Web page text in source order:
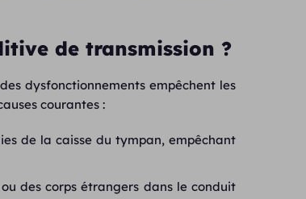
de transmission ?
dysfonctionnements empêchent les
courantes :
de la caisse du tympan, empêchant
des corps étrangers dans le conduit